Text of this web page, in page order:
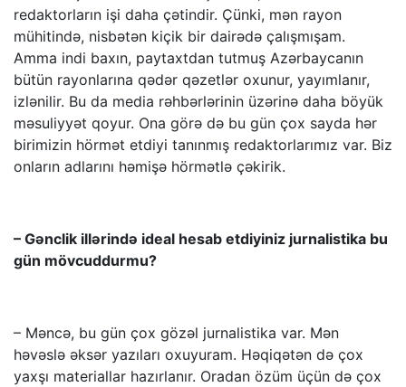
redaktorların işi daha çətindir. Çünki, mən rayon
mühitində, nisbətən kiçik bir dairədə çalışmışam.
Amma indi baxın, paytaxtdan tutmuş Azərbaycanın
bütün rayonlarına qədər qəzetlər oxunur, yayımlanır,
izlənilir. Bu da media rəhbərlərinin üzərinə daha böyük
məsuliyyət qoyur. Ona görə də bu gün çox sayda hər
birimizin hörmət etdiyi tanınmış redaktorlarımız var. Biz
onların adlarını həmişə hörmətlə çəkirik.
– Gənclik illərində ideal hesab etdiyiniz jurnalistika bu
gün mövcuddurmu?
– Məncə, bu gün çox gözəl jurnalistika var. Mən
həvəslə əksər yazıları oxuyuram. Həqiqətən də çox
yaxşı materiallar hazırlanır. Oradan özüm üçün də çox